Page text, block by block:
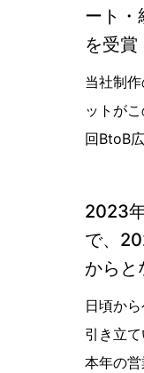
ート・
を受賞
第47
当社制
ットが
回BtoB
2023
で、
からと
日頃か
引き立
本年の